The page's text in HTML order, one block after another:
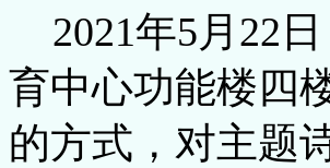
2021年5月22
育中心功能楼四
的方式，对主题